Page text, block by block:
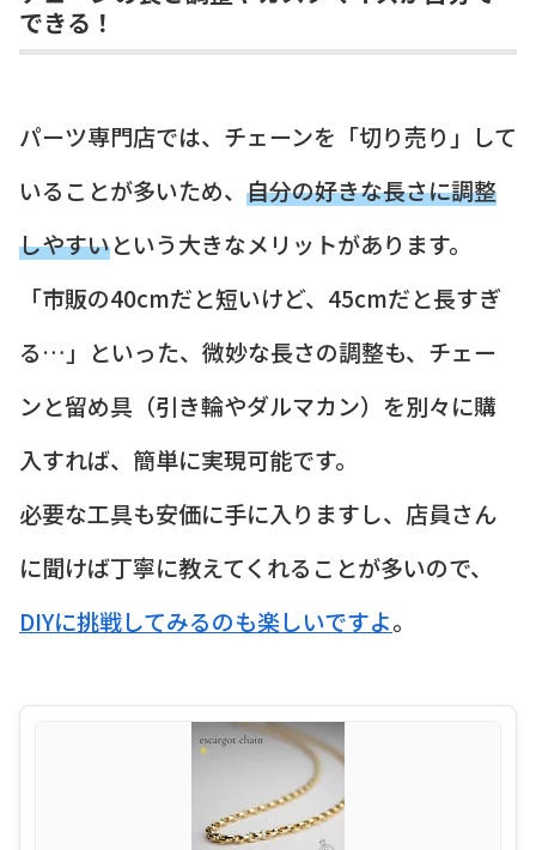
できる！
パーツ専門店では、チェーンを「切り売り」して
いることが多いため、 自分の好きな長さに調整
しやすいという大きなメリットがあります。
「市販の40cmだと短いけど、45cmだと長すぎ
る…」といった、微妙な長さの調整も、チェー
ンと留め具（引き輪やダルマカン）を別々に購
入すれば、簡単に実現可能です。
必要な工具も安価に手に入りますし、店員さん
に聞けば丁寧に教えてくれることが多いので、
DIYに挑戦してみるのも楽しいですよ。